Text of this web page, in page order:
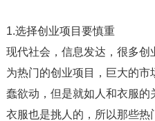
1.选择创业项目要慎重
现代社会，信息发达，很多
为热门的创业项目，巨大的
蠢欲动，但是就如人和衣服的
衣服也是挑人的，所以那些